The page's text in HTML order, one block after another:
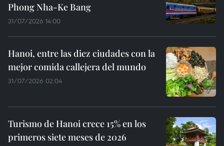
Phong Nha-Ke Bang
31/07/2026 14:00
Hanoi, entre las diez ciudades con la
mejor comida callejera del mundo
31/07/2026 02:04
Turismo de Hanoi crece 15% en los
primeros siete meses de 2026